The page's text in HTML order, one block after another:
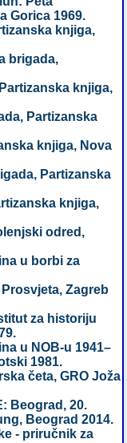
Gorica 1969.
knjiga,
brigada,
knjiga,
Partizanska
knjiga, Nova
Partizanska
knjiga,
odred,
u borbi za
Zagreb
za historiju
u NOB-u 1941–
1981.
četa, GRO Joža
Beograd, 20.
Beograd 2014.
- priručnik za